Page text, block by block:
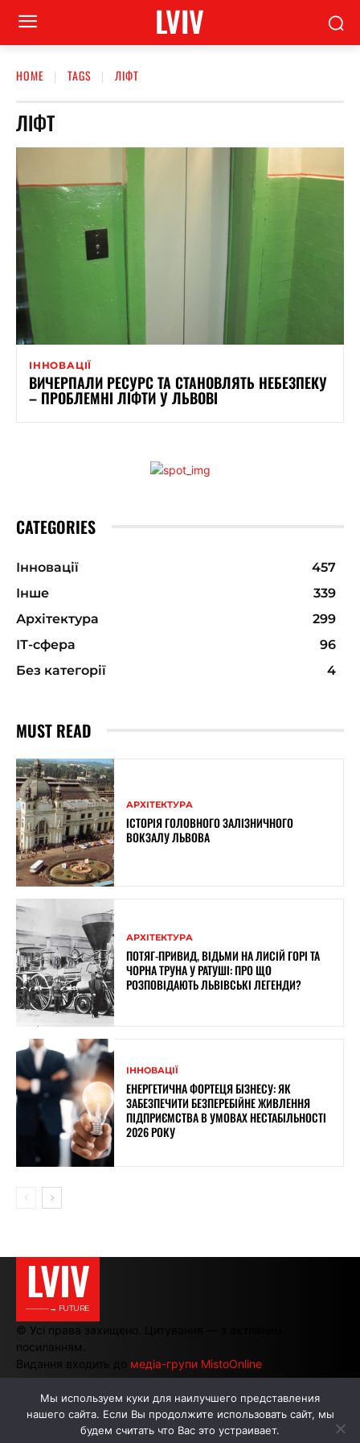
LVIV
HOME TAGS ЛІФТ
ЛІФТ
ІННОВАЦІЇ
ВИЧЕРПАЛИ РЕСУРС ТА СТАНОВЛЯТЬ НЕБЕЗПЕКУ
– ПРОБЛЕМНІ ЛІФТИ У ЛЬВОВІ
CATEGORIES
Інновації
457
Інше
339
Архітектура
299
ІТ-сфера
96
Без категорії
4
MUST READ
АРХІТЕКТУРА
ІСТОРІЯ ГОЛОВНОГО ЗАЛІЗНИЧНОГО
ВОКЗАЛУ ЛЬВОВА
АРХІТЕКТУРА
ПОТЯГ-ПРИВИД, ВІДЬМИ НА ЛИСІЙ ГОРІ ТА
ЧОРНА ТРУНА У РАТУШІ: ПРО ЩО
РОЗПОВІДАЮТЬ ЛЬВІВСЬКІ ЛЕГЕНДИ?
ІННОВАЦІЇ
ЕНЕРГЕТИЧНА ФОРТЕЦЯ БІЗНЕСУ: ЯК
ЗАБЕЗПЕЧИТИ БЕЗПЕРЕБІЙНЕ ЖИВЛЕННЯ
ПІДПРИЄМСТВА В УМОВАХ НЕСТАБІЛЬНОСТІ
2026 РОКУ
LVIV
———→ FUTURE
© Усі права захищено. Цитування — з активним
посиланням.
Видання входить до медіа-групи MistoOnline
АВТОРИ РЕКЛАМА НА САЙТІ
Мы используем куки для наилучшего представления
нашего сайта. Если Вы продолжите использовать сайт, мы
будем считать что Вас это устраивает.